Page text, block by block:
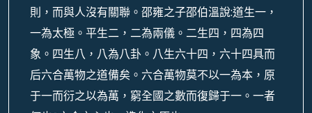
則，而與人沒有關聯。邵雍之子邵伯溫說:道生一，
一為太極。平生二，二為兩儀。二生四，四為四
象。四生八，八為八卦。八生六十四，六十四具而
后六合萬物之道備矣。六合萬物莫不以一為本，原
于一而衍之以為萬，窮全國之數而復歸于一。一者